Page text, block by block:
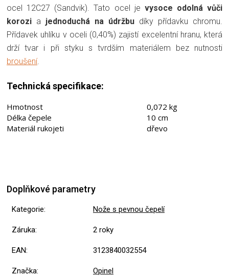
ocel 12C27 (Sandvik). Tato ocel je vysoce odolná vůči
korozi a jednoduchá na údržbu díky přídavku chromu.
Přídavek uhlíku v oceli (0,40%) zajistí excelentní hranu, která
drží tvar i při styku s tvrdším materiálem bez nutnosti
broušení.
Technická specifikace:
Hmotnost
0,072 kg
Délka čepele
10 cm
Materiál rukojeti
dřevo
Doplňkové parametry
Kategorie: Nože s pevnou čepelí
Záruka: 2 roky
EAN: 3123840032554
Značka: Opinel